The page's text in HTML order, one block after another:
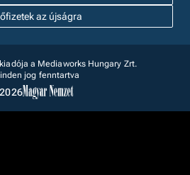
az újságra
a Mediaworks Hungary Zrt.
jog fenntartva